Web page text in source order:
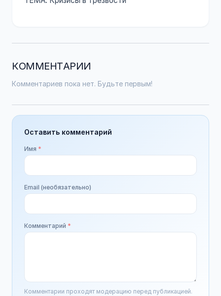
КОММЕНТАРИИ
Комментариев пока нет. Будьте первым!
Оставить комментарий
Имя *
Email (необязательно)
Комментарий *
Комментарии проходят модерацию перед публикацией.